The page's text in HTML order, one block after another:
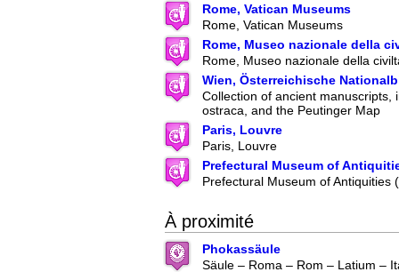
Rome, Vatican Museums
Rome, Vatican Museums
Rome, Museo nazionale della
Rome, Museo nazionale della
Wien, Österreichische
Collection of ancient manuscripts,
ostraca, and the Peutinger Map
Paris, Louvre
Paris, Louvre
Prefectural Museum of
Prefectural Museum of Antiquities
À proximité
Phokassäule
Säule – Roma – Rom – Latium –